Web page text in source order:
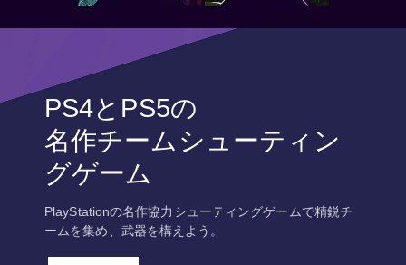
PS4とPS5の
名作チームシューティン
グゲーム
PlayStationの名作協力シューティングゲームで精鋭チ
ームを集め、武器を構えよう。